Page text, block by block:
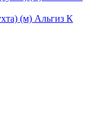
(м) Альгиз К